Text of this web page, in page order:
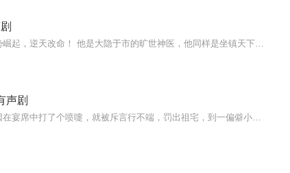
九龙山上闭世二十年，他脱胎换骨，从一介凡人强势崛起，逆天改命！ 他是大隐于市的旷世神医，他同样是坐镇天下的无敌宗师！【作者】唐烛【主播】莱恩_Lion、安期生、雲鹜、若卿、紫兮、慕容雪夕、云荒、凤雏清声、穆岚、小哥莫凡
声剧
【内容简介】穿越成玄幻世界强大世家的少爷，只因在宴席中打了个喷嚏，就被斥言行不端，罚出祖宅，到一偏僻小院居住。楚玄一点都不在意，只要有个地方宅着就行了，有越宅越强系统，只需要宅着就能变强。宅了一天，奖励金刚不坏神功……宅了一个月，奖励不...